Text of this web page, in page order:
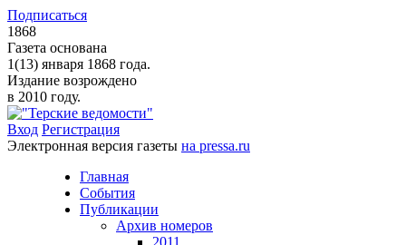
Подписаться
1868
Газета основана
1(13) января 1868 года.
Издание возрождено
в 2010 году.
Вход Регистрация
Электронная версия газеты на pressa.ru
Главная
События
Публикации
Архив номеров
2011